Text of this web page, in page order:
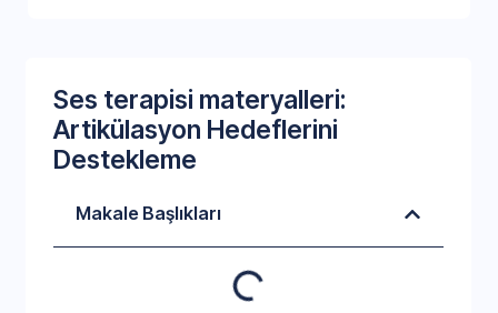
Ses terapisi materyalleri:
Artikülasyon Hedeflerini
Destekleme
Makale Başlıkları